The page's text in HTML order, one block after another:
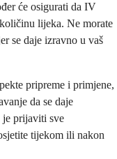
će osigurati da IV
lijeka. Ne morate
se daje izravno u vaš
pripreme i primjene,
da se daje
je prijaviti sve
tijekom ili nakon